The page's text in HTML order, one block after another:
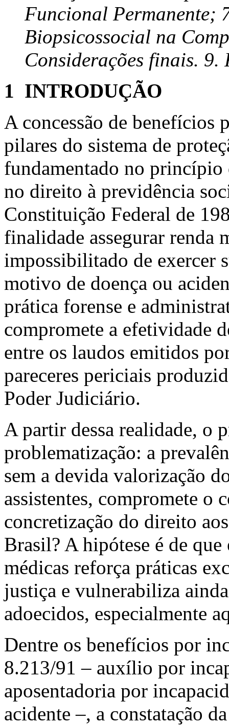
Funcional Permanente;
Biopsicossocial na
Considerações finais. 9.
1 INTRODUÇÃO
A concessão de benefícios
pilares do sistema de
fundamentado no princípio
no direito à previdência
Constituição Federal de
finalidade assegurar renda
impossibilitado de exercer
motivo de doença ou
prática forense e
compromete a efetividade
entre os laudos emitidos
pareceres periciais
Poder Judiciário.
A partir dessa realidade, o
problematização: a
sem a devida valorização
assistentes, compromete o
concretização do direito
Brasil? A hipótese é de que
médicas reforça práticas
justiça e vulnerabiliza
adoecidos, especialmente
Dentre os benefícios por
8.213/91 – auxílio por
aposentadoria por
acidente –, a constatação